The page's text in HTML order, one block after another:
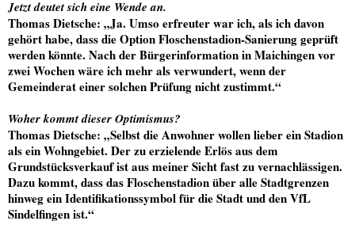
Jetzt deutet sich eine Wende an.
Thomas Dietsche: „Ja. Umso erfreuter war ich, als ich davon
gehört habe, dass die Option Floschenstadion-Sanierung geprüft
werden könnte. Nach der Bürgerinformation in Maichingen vor
zwei Wochen wäre ich mehr als verwundert, wenn der
Gemeinderat einer solchen Prüfung nicht zustimmt.“
Woher kommt dieser Optimismus?
Thomas Dietsche: „Selbst die Anwohner wollen lieber ein Stadion
als ein Wohngebiet. Der zu erzielende Erlös aus dem
Grundstücksverkauf ist aus meiner Sicht fast zu vernachlässigen.
Dazu kommt, dass das Floschenstadion über alle Stadtgrenzen
hinweg ein Identifikationssymbol für die Stadt und den VfL
Sindelfingen ist.“